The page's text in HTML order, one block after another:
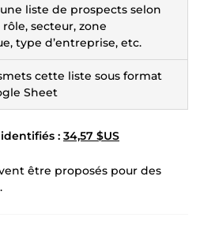
liste de prospects selon
secteur, zone
type d’entreprise, etc.
cette liste sous format
Sheet
: 34,57 $US
être proposés pour des